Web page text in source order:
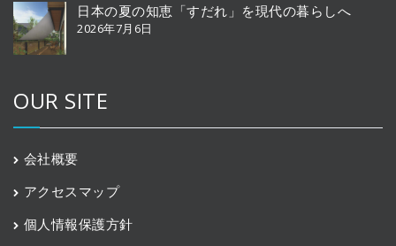
日本の夏の知恵「すだれ」を現代の暮らしへ
2026年7月6日
OUR SITE
会社概要
アクセスマップ
個人情報保護方針